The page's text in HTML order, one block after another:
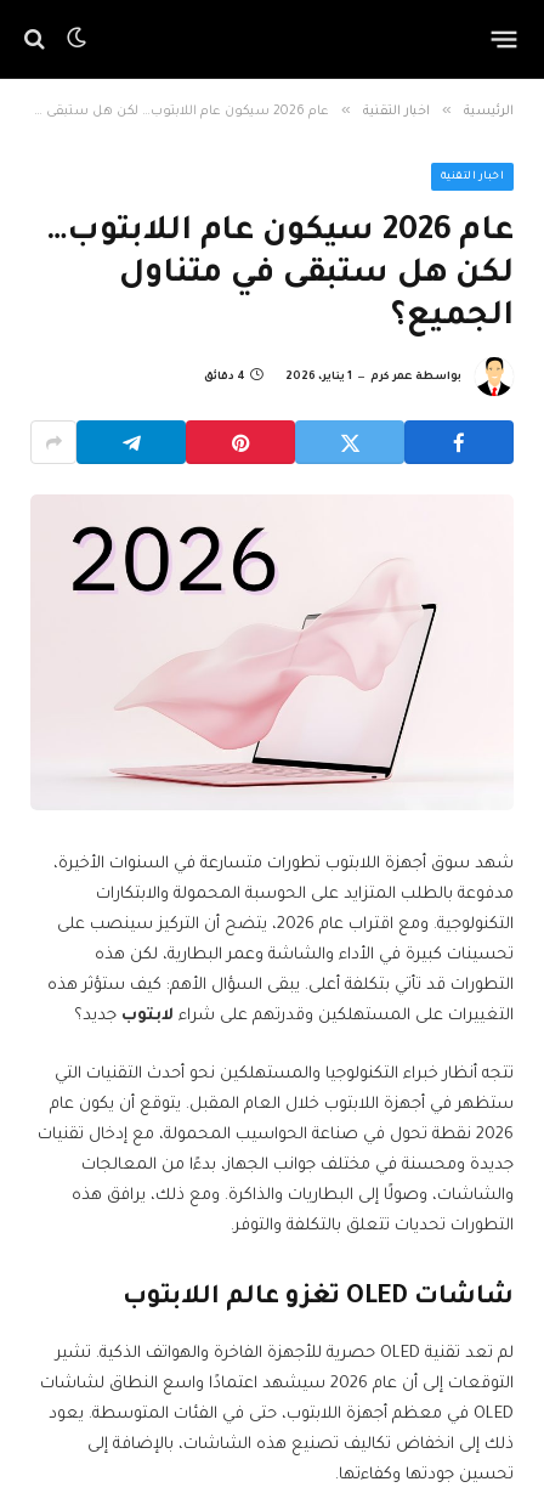
الرئيسية » اخبار التقنية » عام 2026 سيكون عام اللابتوب… لكن هل ستبقى في متناول الجميع؟
اخبار التقنية
عام 2026 سيكون عام اللابتوب…
لكن هل ستبقى في متناول
الجميع؟
بواسطة عمر كرم 1 يناير، 2026 4 دقائق
شهد سوق أجهزة اللابتوب تطورات متسارعة في السنوات الأخيرة،
مدفوعة بالطلب المتزايد على الحوسبة المحمولة والابتكارات
التكنولوجية. ومع اقتراب عام 2026، يتضح أن التركيز سينصب على
تحسينات كبيرة في الأداء والشاشة وعمر البطارية، لكن هذه
التطورات قد تأتي بتكلفة أعلى. يبقى السؤال الأهم: كيف ستؤثر هذه
التغييرات على المستهلكين وقدرتهم على شراء لابتوب جديد؟
تتجه أنظار خبراء التكنولوجيا والمستهلكين نحو أحدث التقنيات التي
ستظهر في أجهزة اللابتوب خلال العام المقبل. يتوقع أن يكون عام
2026 نقطة تحول في صناعة الحواسيب المحمولة، مع إدخال تقنيات
جديدة ومحسنة في مختلف جوانب الجهاز، بدءًا من المعالجات
والشاشات، وصولًا إلى البطاريات والذاكرة. ومع ذلك، يرافق هذه
التطورات تحديات تتعلق بالتكلفة والتوفر.
شاشات OLED تغزو عالم اللابتوب
لم تعد تقنية OLED حصرية للأجهزة الفاخرة والهواتف الذكية. تشير
التوقعات إلى أن عام 2026 سيشهد اعتمادًا واسع النطاق لشاشات
OLED في معظم أجهزة اللابتوب، حتى في الفئات المتوسطة. يعود
ذلك إلى انخفاض تكاليف تصنيع هذه الشاشات، بالإضافة إلى
تحسين جودتها وكفاءتها.